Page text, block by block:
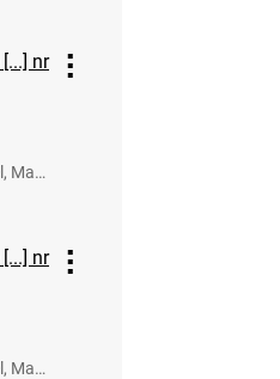
R. 15,
R. 19,
R. 19,
nr
Mare
nr
Mare